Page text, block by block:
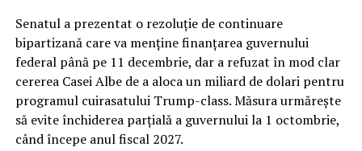
armata va dispune de cea mai avansată tehnologie
disponibilă pe piață. Această abordare multi-vectorială
este văzută ca o plasă de siguranță strategică în fața
evoluțiilor imprevizibile din teatrele de operațiuni.
Revoluția „Flatellites”: Rocket Lab propune o
arhitectură inovatoare pentru Neutron
Senatul a prezentat o rezoluție de continuare
bipartizană care va menține finanțarea guvernului
federal până pe 11 decembrie, dar a refuzat în mod clar
cererea Casei Albe de a aloca un miliard de dolari pentru
programul cuirasatului Trump-class. Măsura urmărește
să evite închiderea parțială a guvernului la 1 octombrie,
când începe anul fiscal 2027.